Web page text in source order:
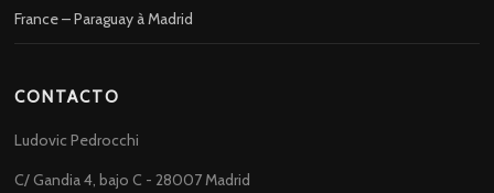
France – Paraguay à Madrid
CONTACTO
Ludovic Pedrocchi
C/ Gandia 4, bajo C - 28007 Madrid